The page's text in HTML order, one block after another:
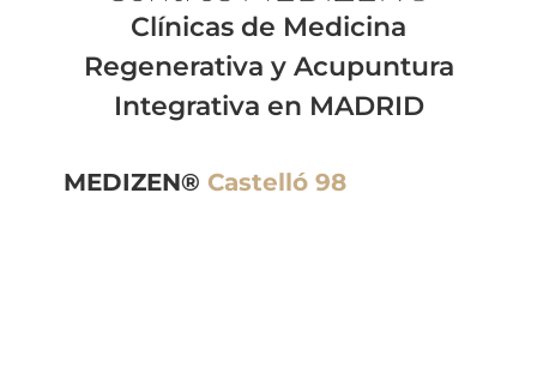
Clínicas de Medicina
Regenerativa y Acupuntura
Integrativa en MADRID
MEDIZEN® Castelló 98